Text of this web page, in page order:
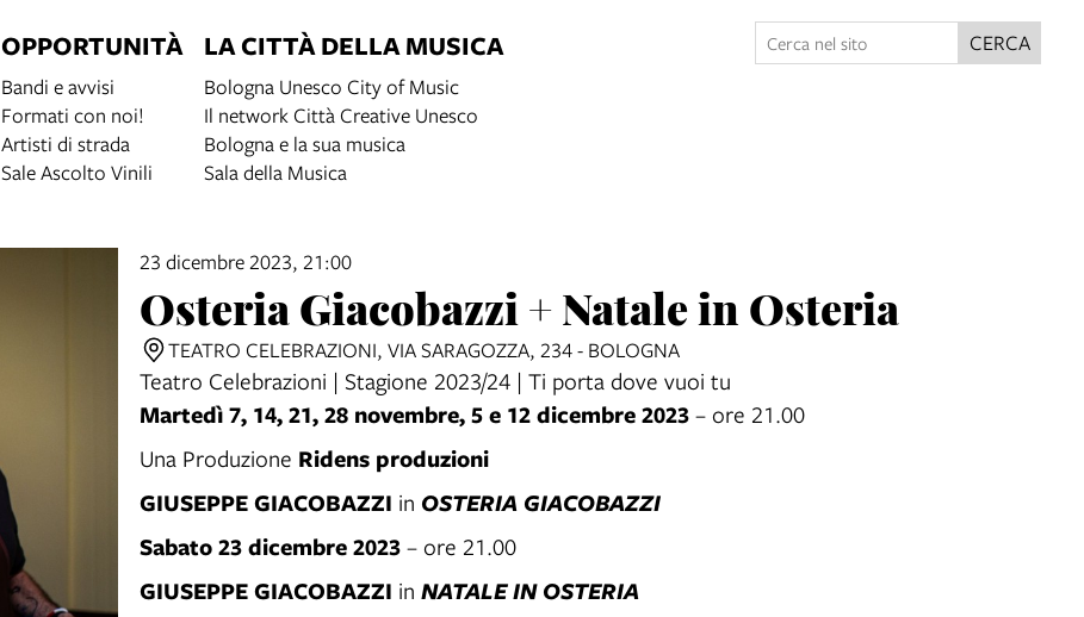
OPPORTUNITÀ
Bandi e avvisi
Formati con noi!
Artisti di strada
Sale Ascolto Vinili
LA CITTÀ DELLA MUSICA
Bologna Unesco City of Music
Il network Città Creative Unesco
Bologna e la sua musica
Sala della Musica
CERCA
23 dicembre 2023, 21:00
Osteria Giacobazzi + Natale in Osteria
TEATRO CELEBRAZIONI, VIA SARAGOZZA, 234 - BOLOGNA
Teatro Celebrazioni | Stagione 2023/24 | Ti porta dove vuoi tu
Martedì 7, 14, 21, 28 novembre, 5 e 12 dicembre 2023 – ore 21.00
Una Produzione Ridens produzioni
GIUSEPPE GIACOBAZZI in OSTERIA GIACOBAZZI
Sabato 23 dicembre 2023 – ore 21.00
GIUSEPPE GIACOBAZZI in NATALE IN OSTERIA